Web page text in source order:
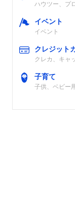
ハウツー、プ
イベント
イベント
クレジット
クレカ、キャ
子育て
子供、ベビー